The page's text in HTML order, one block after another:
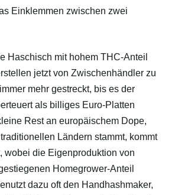
Einklemmen zwischen zwei
Haschisch mit hohem THC-Anteil
jetzt von Zwischenhändler zu
mehr gestreckt, bis es der
als billiges Euro-Platten
Rest an europäischem Dope,
Ländern stammt, kommt
wobei die Eigenproduktion von
Homegrower-Anteil
dazu oft den Handhashmaker,